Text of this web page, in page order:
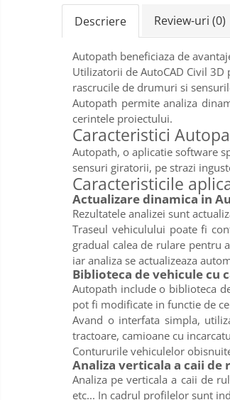
Descriere Review-uri (0)
Autopath beneficiaza de
Utilizatorii de AutoCAD Civil
rascrucile de drumuri si
Autopath permite analiza
cerintele proiectului.
Caracteristici
Autopath, o aplicatie software
sensuri giratorii, pe strazi
Caracteristicile
Actualizare dinamica in
Rezultatele analizei sunt
Traseul vehiculului poate fi
gradual calea de rulare pentru
iar analiza se actualizeaza
Biblioteca de vehicule cu
Autopath include o biblioteca
pot fi modificate in functie de
Avand o interfata simpla,
tractoare, camioane cu
Contururile vehiculelor
Analiza verticala a caii de
Analiza pe verticala a caii de
etc... In cadrul profilelor sunt